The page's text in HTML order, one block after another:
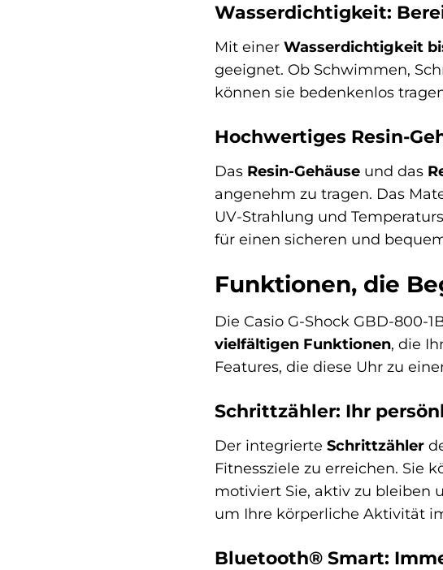
Wasserdichtigkeit:
Mit einer Wasserdichtigkeit
geeignet. Ob Schwimmen,
können sie bedenkenlos
Hochwertiges Resin-
Das Resin-Gehäuseund das
angenehm zu tragen. Das
UV-Strahlung und
für einen sicheren und
Funktionen, die
Die Casio G-Shock GBD-800-
vielfältigen Funktionen, die
Features, die diese Uhr zu
Schrittzähler: Ihr
Der integrierte Schrittzähler
Fitnessziele zu erreichen. Sie
motiviert Sie, aktiv zu bleiben
um Ihre körperliche Aktivität
Bluetooth® Smart: